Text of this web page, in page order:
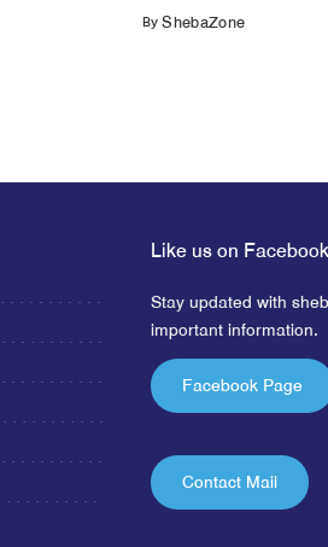
ByShebaZone
Like us on Facebook
Stay updated with
important information.
Facebook Page
Contact Mail